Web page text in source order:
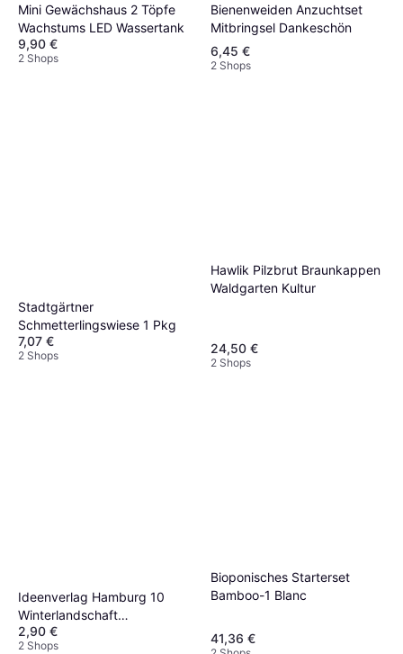
Mini Gewächshaus 2 Töpfe
Wachstums LED Wassertank
9,90 €
2 Shops
Bienenweiden Anzuchtset
Mitbringsel Dankeschön
6,45 €
2 Shops
Stadtgärtner
Schmetterlingswiese 1 Pkg
7,07 €
2 Shops
Hawlik Pilzbrut Braunkappen
Waldgarten Kultur
24,50 €
2 Shops
Ideenverlag Hamburg 10
Winterlandschaft
Samenbomben im Tütchen
2,90 €
2 Shops
Bioponisches Starterset
Bamboo-1 Blanc
41,36 €